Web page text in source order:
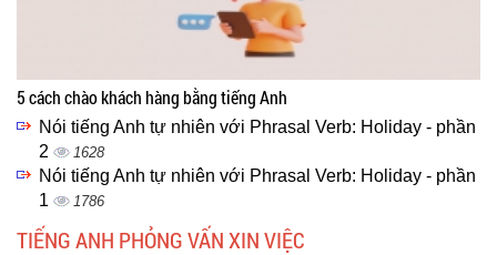
5 cách chào khách hàng bằng tiếng Anh
Nói tiếng Anh tự nhiên với Phrasal Verb: Holiday - phần
2
1628
Nói tiếng Anh tự nhiên với Phrasal Verb: Holiday - phần
1
1786
TIẾNG ANH PHỎNG VẤN XIN VIỆC